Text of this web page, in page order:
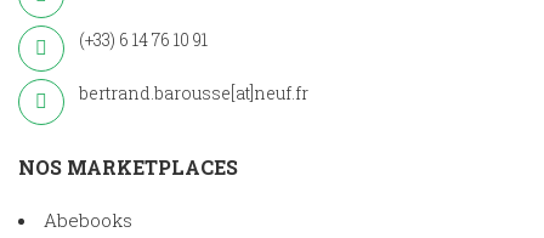
(+33) 6 14 76 10 91
bertrand.barousse[at]neuf.fr
NOS MARKETPLACES
Abebooks